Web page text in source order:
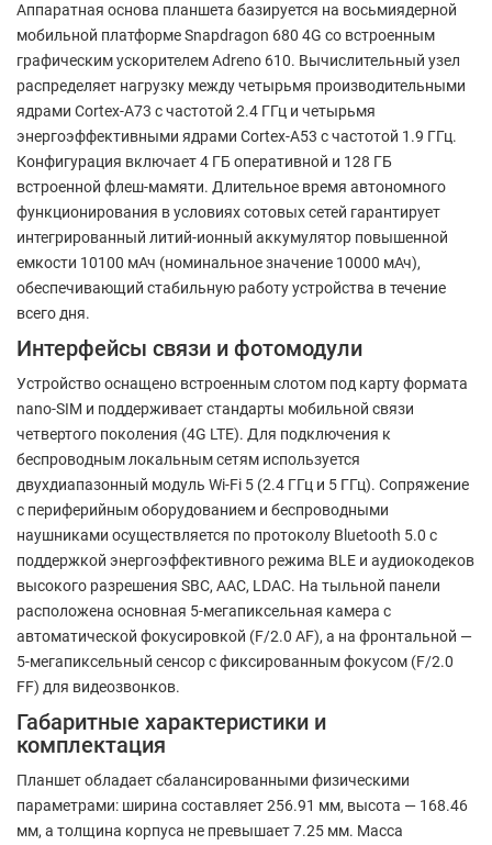
Аппаратная основа планшета базируется на восьмиядерной
мобильной платформе Snapdragon 680 4G со встроенным
графическим ускорителем Adreno 610. Вычислительный узел
распределяет нагрузку между четырьмя производительными
ядрами Cortex-A73 с частотой 2.4 ГГц и четырьмя
энергоэффективными ядрами Cortex-A53 с частотой 1.9 ГГц.
Конфигурация включает 4 ГБ оперативной и 128 ГБ
встроенной флеш-мамяти. Длительное время автономного
функционирования в условиях сотовых сетей гарантирует
интегрированный литий-ионный аккумулятор повышенной
емкости 10100 мАч (номинальное значение 10000 мАч),
обеспечивающий стабильную работу устройства в течение
всего дня.
Интерфейсы связи и фотомодули
Устройство оснащено встроенным слотом под карту формата
nano-SIM и поддерживает стандарты мобильной связи
четвертого поколения (4G LTE). Для подключения к
беспроводным локальным сетям используется
двухдиапазонный модуль Wi-Fi 5 (2.4 ГГц и 5 ГГц). Сопряжение
с периферийным оборудованием и беспроводными
наушниками осуществляется по протоколу Bluetooth 5.0 с
поддержкой энергоэффективного режима BLE и аудиокодеков
высокого разрешения SBC, AAC, LDAC. На тыльной панели
расположена основная 5-мегапиксельная камера с
автоматической фокусировкой (F/2.0 AF), а на фронтальной —
5-мегапиксельный сенсор с фиксированным фокусом (F/2.0
FF) для видеозвонков.
Габаритные характеристики и
комплектация
Планшет обладает сбалансированными физическими
параметрами: ширина составляет 256.91 мм, высота — 168.46
мм, а толщина корпуса не превышает 7.25 мм. Масса